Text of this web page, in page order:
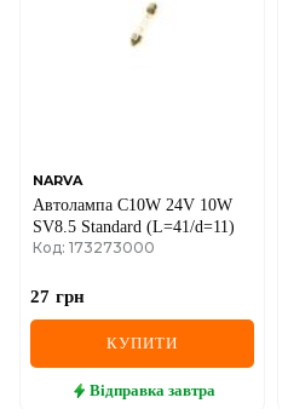
NARVA
Автолампа C10W 24V 10W
SV8.5 Standard (L=41/d=11)
Код: 173273000
27 грн
КУПИТИ
Відправка завтра